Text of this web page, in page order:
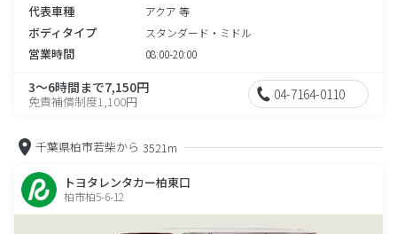
代表車種 アクア 等
ボディタイプ スタンダード・ミドル
営業時間 08:00-20:00
3～6時間まで7,150円
免責補償制度1,100円 04-7164-0110
千葉県柏市若柴から 3521m
トヨタレンタカー柏東口
柏市柏5-6-12